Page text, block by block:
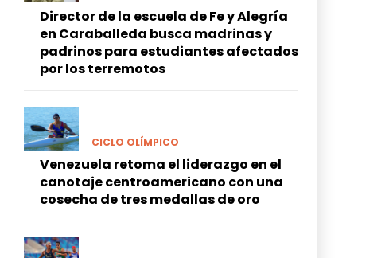
Director de la escuela de Fe y Alegría
en Caraballeda busca madrinas y
padrinos para estudiantes afectados
por los terremotos
CICLO OLÍMPICO
Venezuela retoma el liderazgo en el
canotaje centroamericano con una
cosecha de tres medallas de oro